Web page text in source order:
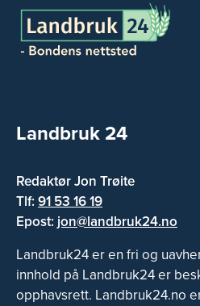
Landbruk 24
Redaktør Jon Trøite
Tlf:91 53 16 19
Epost: jon@landbruk24.no
Landbruk24 er en fri og
innhold på Landbruk24 er
opphavsrett. Landbruk24.no